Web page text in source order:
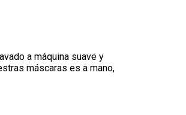
a máquina suave y
máscaras es a mano,